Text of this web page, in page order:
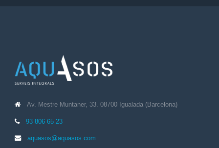
Av. Mestre Muntaner, 33. 08700 Igualada (Barcelona)
93 806 65 23
aquasos@aquasos.com